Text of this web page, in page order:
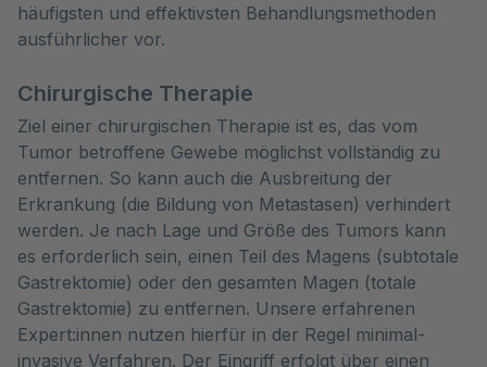
häufigsten und effektivsten Behandlungsmethoden
ausführlicher vor.
Chirurgische Therapie
Ziel einer chirurgischen Therapie ist es, das vom
Tumor betroffene Gewebe möglichst vollständig zu
entfernen. So kann auch die Ausbreitung der
Erkrankung (die Bildung von Metastasen) verhindert
werden. Je nach Lage und Größe des Tumors kann
es erforderlich sein, einen Teil des Magens (subtotale
Gastrektomie) oder den gesamten Magen (totale
Gastrektomie) zu entfernen. Unsere erfahrenen
Expert:innen nutzen hierfür in der Regel minimal-
invasive Verfahren. Der Eingriff erfolgt über einen